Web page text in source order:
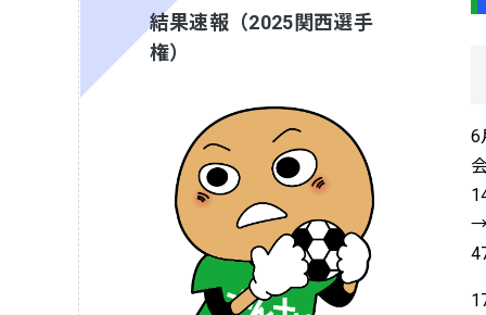
結果速報（2025関西選手
権）
6